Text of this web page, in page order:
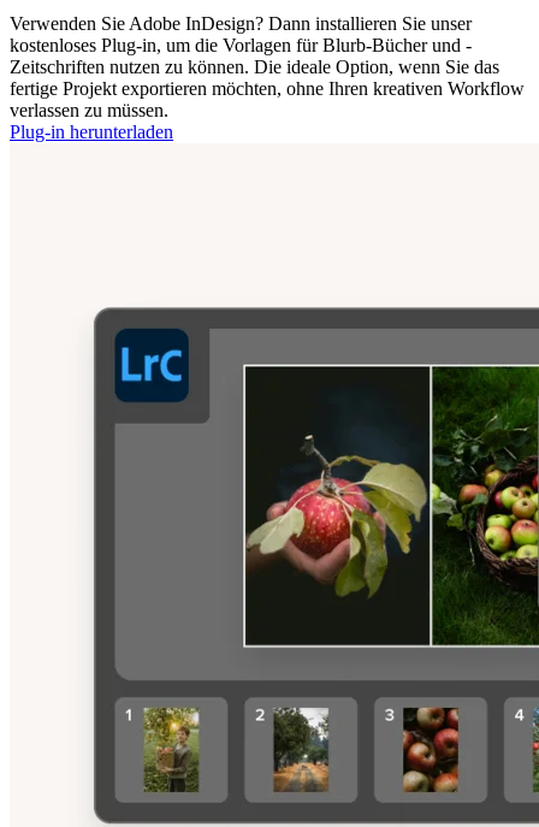
Verwenden Sie Adobe InDesign? Dann installieren Sie unser
kostenloses Plug-in, um die Vorlagen für Blurb-Bücher und -
Zeitschriften nutzen zu können. Die ideale Option, wenn Sie das
fertige Projekt exportieren möchten, ohne Ihren kreativen Workflow
verlassen zu müssen.
Plug-in herunterladen